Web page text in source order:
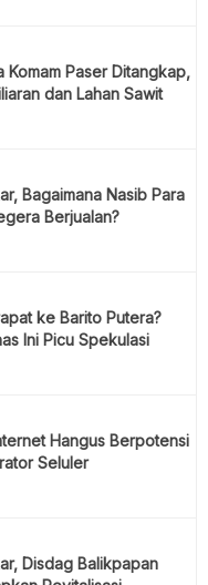
Paser Ditangkap,
dan Lahan Sawit
Bagaimana Nasib Para
Berjualan?
ke Barito Putera?
Ini Picu Spekulasi
Hangus Berpotensi
Seluler
Disdag Balikpapan